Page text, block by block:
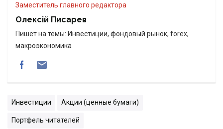
Заместитель главного редактора
Олексій Писарев
Пишет на темы: Инвестиции, фондовый рынок, forex,
макроэкономика
Инвестиции Акции (ценные бумаги)
Портфель читателей